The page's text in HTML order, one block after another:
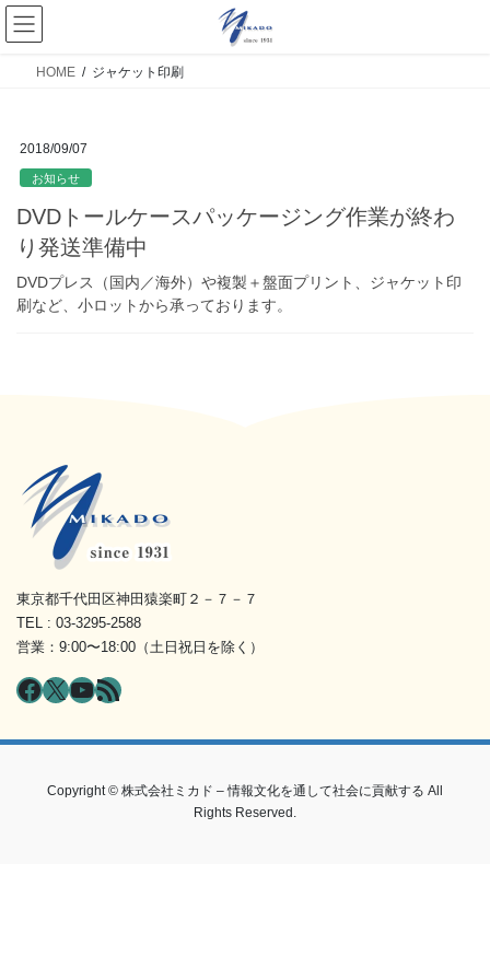
HOME ジャケット印刷
2018/09/07
お知らせ
DVDトールケースパッケージング作業が終わ
り発送準備中
DVDプレス（国内／海外）や複製＋盤面プリント、ジャケット印
刷など、小ロットから承っております。
東京都千代田区神田猿楽町２－７－７
TEL : 03-3295-2588
営業：9:00〜18:00（土日祝日を除く）
Facebook
X YouTube
RSS フィード
Copyright © 株式会社ミカド – 情報文化を通して社会に貢献する All
Rights Reserved.